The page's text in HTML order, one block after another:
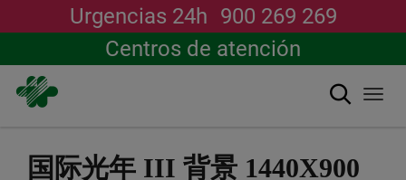
Urgencias 24h 900 269 269
Centros de atención
搜索
国际光年 III 背景 1440X900